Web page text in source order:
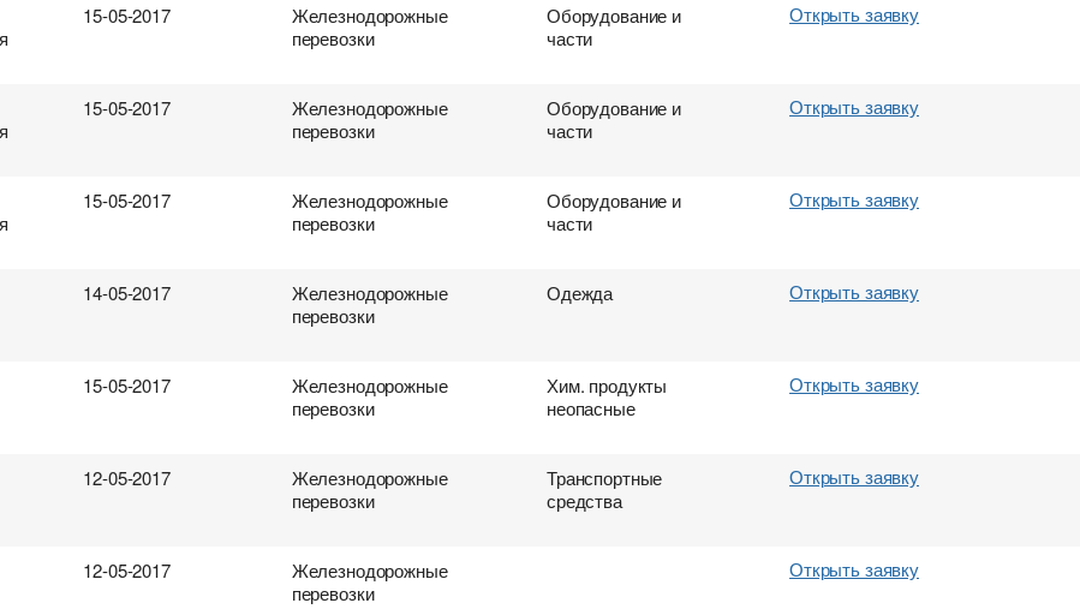
15-05-2017
Железнодорожные
перевозки
Оборудование и
части
Открыть заявку
15-05-2017
Железнодорожные
перевозки
Оборудование и
части
Открыть заявку
15-05-2017
Железнодорожные
перевозки
Оборудование и
части
Открыть заявку
14-05-2017
Железнодорожные
перевозки
Одежда Открыть заявку
15-05-2017
Железнодорожные
перевозки
Хим. продукты
неопасные
Открыть заявку
12-05-2017
Железнодорожные
перевозки
Транспортные
средства
Открыть заявку
12-05-2017
Железнодорожные
перевозки
Открыть заявку